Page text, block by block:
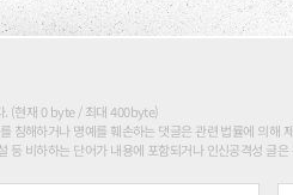
. (현재 0 byte / 최대 400byte)
침해하거나 명예를 훼손하는 댓글은 관련 법률에 의해
등 비하하는 단어가 내용에 포함되거나 인신공격성 글